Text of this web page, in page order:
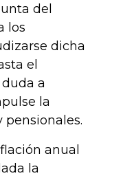
del
los
dicha
el
a
la
anual
la